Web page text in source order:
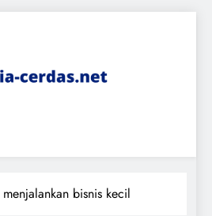
menjalankan bisnis kecil